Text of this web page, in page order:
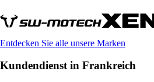
Entdecken Sie alle unsere Marken
Kundendienst in Frankreich